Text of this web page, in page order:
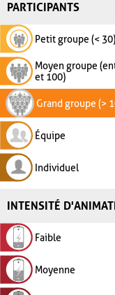
PARTICIPANTS
Petit groupe (< 30)
Moyen groupe
et 100)
Grand groupe (>
Équipe
Individuel
INTENSITÉ
Faible
Moyenne